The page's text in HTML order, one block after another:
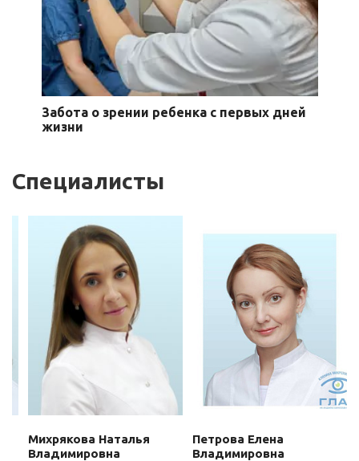
Забота о зрении ребенка с первых дней
жизни
Специалисты
Михрякова Наталья
Владимировна
Петрова Елена
Владимировна